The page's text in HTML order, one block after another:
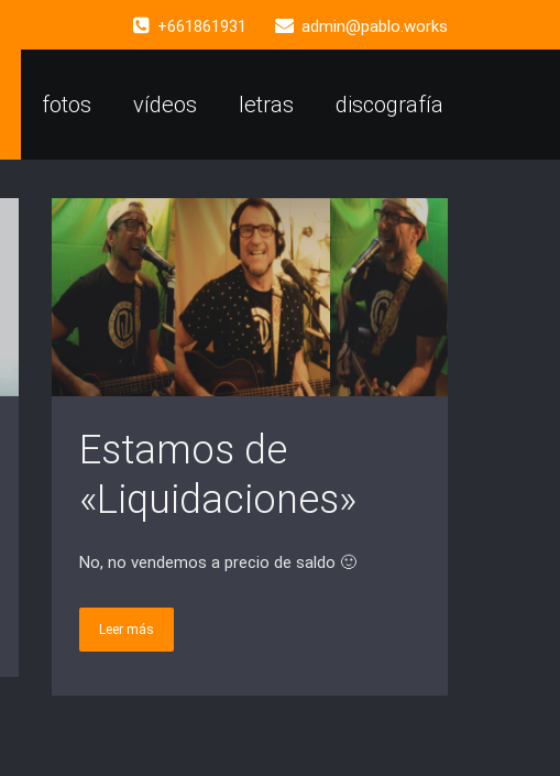
+661861931 admin@pablo.works
fotos vídeos letras discografía
Estamos de
«Liquidaciones»
No, no vendemos a precio de saldo 🙂
Leer más